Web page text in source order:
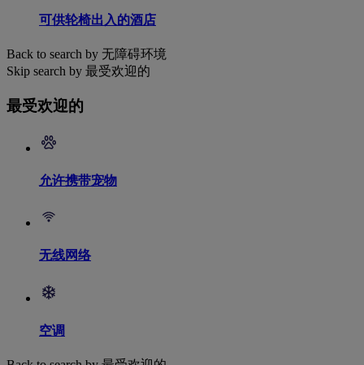
可供轮椅出入的酒店
Back to search by 无障碍环境
Skip search by 最受欢迎的
最受欢迎的
允许携带宠物
无线网络
空调